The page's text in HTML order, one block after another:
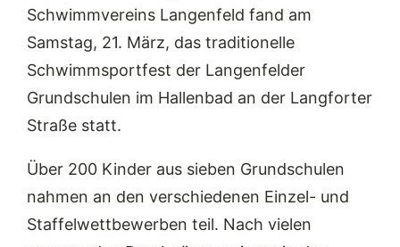
Schwimmvereins Langenfeld fand am
Samstag, 21. März, das traditionelle
Schwimmsportfest der Langenfelder
Grundschulen im Hallenbad an der Langforter
Straße statt.
Über 200 Kinder aus sieben Grundschulen
nahmen an den verschiedenen Einzel- und
Staffelwettbewerben teil. Nach vielen